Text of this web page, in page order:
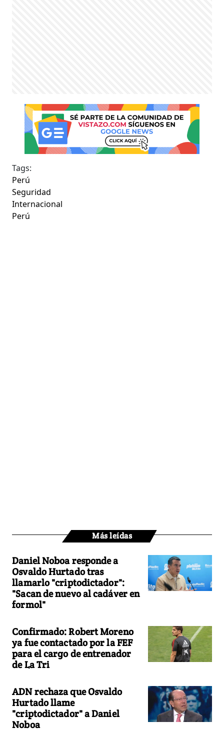
Tags:
Perú
Seguridad
Internacional
Perú
Más leídas
Daniel Noboa responde a
Osvaldo Hurtado tras
llamarlo "criptodictador":
"Sacan de nuevo al cadáver en
formol"
Confirmado: Robert Moreno
ya fue contactado por la FEF
para el cargo de entrenador
de La Tri
ADN rechaza que Osvaldo
Hurtado llame
"criptodictador" a Daniel
Noboa